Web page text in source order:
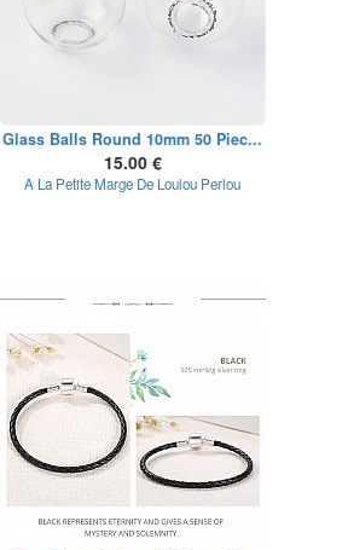
Glass Balls Round 10mm 50 Piec...
15.00 €
A La Petite Marge De Loulou Perlou